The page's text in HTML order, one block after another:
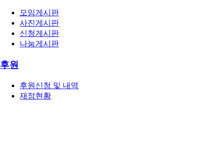
모임게시판
사진게시판
신청게시판
나눔게시판
후원
후원신청 및 내역
재정현황